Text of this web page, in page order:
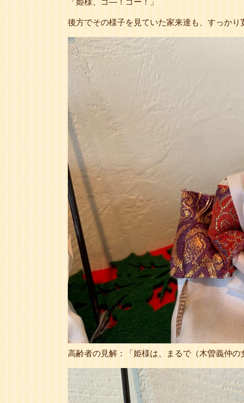
後方でその様子を見ていた家来達も、すっかり
高齢者の見解：「姫様は、まるで（木曽義仲の